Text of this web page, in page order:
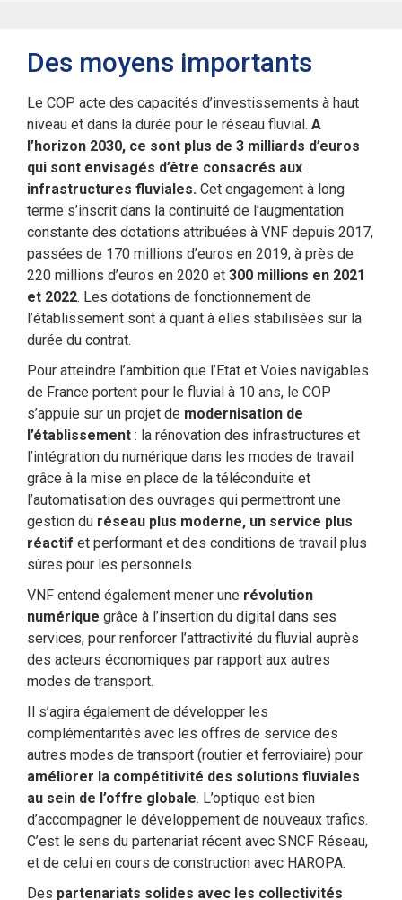
Des moyens importants
Le COP acte des capacités d’investissements à haut
niveau et dans la durée pour le réseau fluvial. A
l’horizon 2030, ce sont plus de 3 milliards d’euros
qui sont envisagés d’être consacrés aux
infrastructures fluviales. Cet engagement à long
terme s’inscrit dans la continuité de l’augmentation
constante des dotations attribuées à VNF depuis 2017,
passées de 170 millions d’euros en 2019, à près de
220 millions d’euros en 2020 et 300 millions en 2021
et 2022. Les dotations de fonctionnement de
l’établissement sont à quant à elles stabilisées sur la
durée du contrat.
Pour atteindre l’ambition que l’Etat et Voies navigables
de France portent pour le fluvial à 10 ans, le COP
s’appuie sur un projet de modernisation de
l’établissement : la rénovation des infrastructures et
l’intégration du numérique dans les modes de travail
grâce à la mise en place de la téléconduite et
l’automatisation des ouvrages qui permettront une
gestion du réseau plus moderne, un service plus
réactif et performant et des conditions de travail plus
sûres pour les personnels.
VNF entend également mener une révolution
numérique grâce à l’insertion du digital dans ses
services, pour renforcer l’attractivité du fluvial auprès
des acteurs économiques par rapport aux autres
modes de transport.
Il s’agira également de développer les
complémentarités avec les offres de service des
autres modes de transport (routier et ferroviaire) pour
améliorer la compétitivité des solutions fluviales
au sein de l’offre globale. L’optique est bien
d’accompagner le développement de nouveaux trafics.
C’est le sens du partenariat récent avec SNCF Réseau,
et de celui en cours de construction avec HAROPA.
Des partenariats solides avec les collectivités